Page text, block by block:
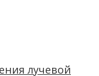
лучевой